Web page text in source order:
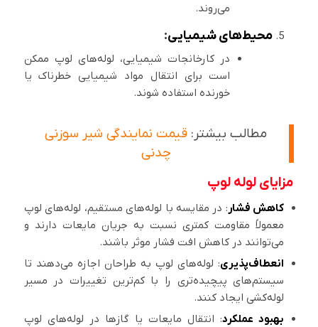
می‌روند.
محیط‌های شیمیایی:
در کارخانجات شیمیایی، لوله‌های لوپ ممکن
است برای انتقال مواد شیمیایی خطرناک یا
خورنده استفاده شوند.
مطالب بیشتر: قیمت نمایندگی شیر سوزنی
چدنی
مزایای لوله لوپ
کاهش فشار : در مقایسه با لوله‌های مستقیم، لوله‌های لوپ
معمولاً مقاومت کمتری نسبت به جریان مایعات دارند و
می‌توانند در کاهش افت فشار موثر باشند.
انعطاف‌پذیری: لوله‌های لوپ به طراحان اجازه می‌دهند تا
سیستم‌های پیچیده‌تری را با کم‌ترین تغییرات در مسیر
لوله‌کشی ایجاد کنند.
بهبود عملکرد: انتقال مایعات یا گازها در لوله‌های لوپ